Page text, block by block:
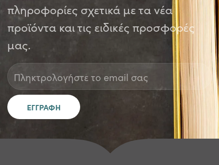
πληροφορίες σχετικά με τα νέα
προϊόντα και τις ειδικές προσφορές
μας.